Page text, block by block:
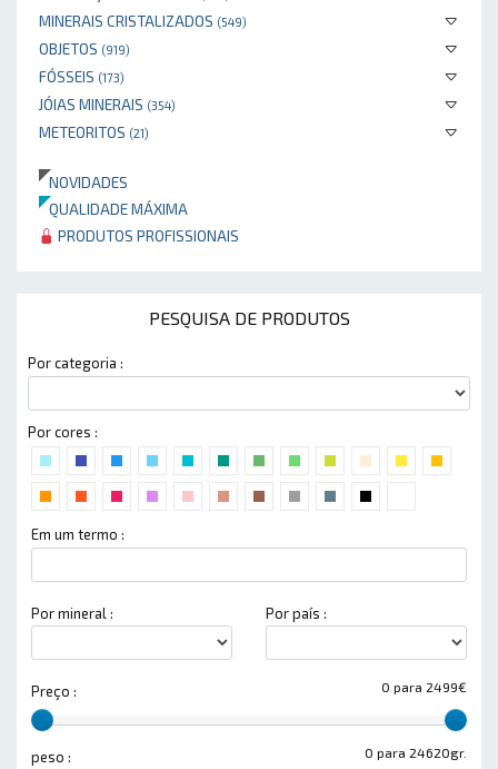
MINERAIS CRISTALIZADOS (549)
OBJETOS (919)
FÓSSEIS (173)
JÓIAS MINERAIS (354)
METEORITOS (21)
NOVIDADES
QUALIDADE MÁXIMA
PRODUTOS PROFISSIONAIS
PESQUISA DE PRODUTOS
Por categoria :
Por cores :
Em um termo :
Por mineral : Por país :
0 para 2499€
Preço :
0 para 24620gr.
peso :